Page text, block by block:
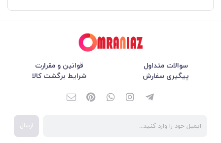
سوالات متداول
قوانین و مقرارت
پیگیری سفارش
شرایط برگشت کالا
ارسال